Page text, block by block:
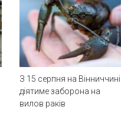
З 15 серпня на Вінниччині
діятиме заборона на
вилов раків